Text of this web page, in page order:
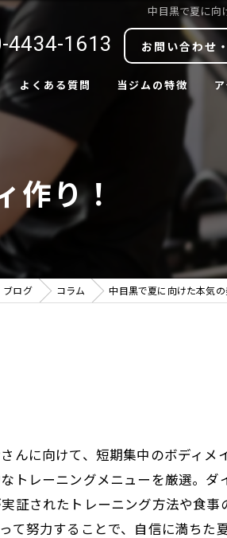
中目黒で夏に向
4434-1613 お問い合わせ
よくある質問 当ジムの特徴
中目黒駅近
作り！
ブログ コラム 中目黒で夏に向けた本気の
んに向けて、短期集中のボディメ
トレーニングメニューを厳選。ダ
証されたトレーニング方法や食事
て努力することで、自信に満ちた